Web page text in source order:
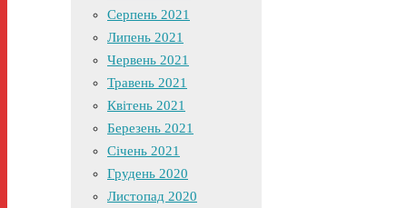
Серпень 2021
Липень 2021
Червень 2021
Травень 2021
Квітень 2021
Березень 2021
Січень 2021
Грудень 2020
Листопад 2020